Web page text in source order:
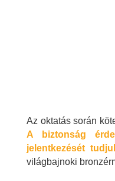
Az oktatás során
A biztonság
jelentkezését
világbajnoki